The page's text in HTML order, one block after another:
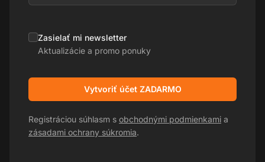
Zasielať mi newsletter
Aktualizácie a promo ponuky
Vytvoriť účet ZADARMO
Registráciou súhlasm s obchodnými podmienkami a
zásadami ochrany súkromia.